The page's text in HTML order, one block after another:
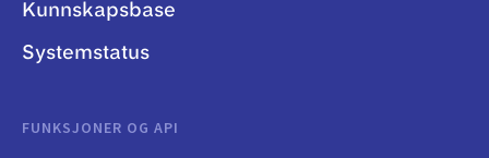
Kunnskapsbase
Systemstatus
FUNKSJONER OG API